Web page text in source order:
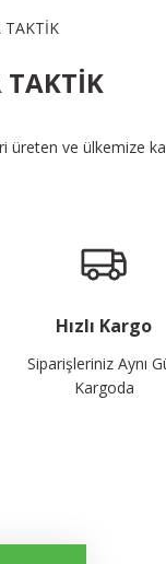
TAKTİK
ve ülkemize
Hızlı Kargo
Siparişleriniz Aynı
Kargoda